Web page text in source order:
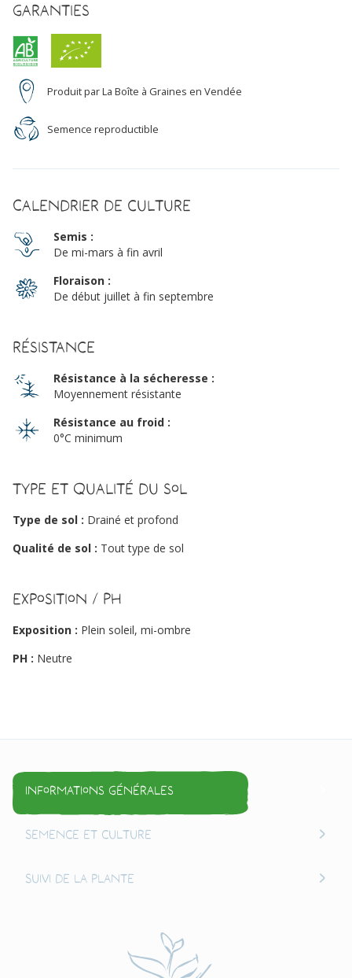
Garanties
Produit par La Boîte à Graines en Vendée
Semence reproductible
Calendrier de culture
Semis :
De mi-mars à fin avril
Floraison :
De début juillet à fin septembre
Résistance
Résistance à la sécheresse :
Moyennement résistante
Résistance au froid :
0°C minimum
Type et qualité du sol
Type de sol : Drainé et profond
Qualité de sol : Tout type de sol
Exposition / PH
Exposition : Plein soleil, mi-ombre
PH : Neutre
Informations générales
Semence et culture
Suivi de la plante